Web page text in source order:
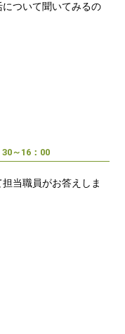
ついて聞いてみるの
～16：00
当職員がお答えしま